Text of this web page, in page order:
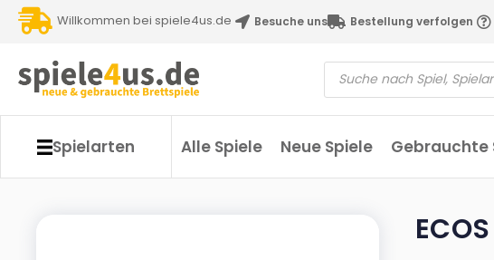
Willkommen bei spiele4us.de Besuche uns Bestellung verfolgen
Spielarten Alle Spiele Neue Spiele Gebrauchte